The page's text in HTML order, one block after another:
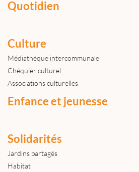
Quotidien
Culture
Médiathèque intercommunale
Chéquier culturel
Associations culturelles
Enfance et jeunesse
Solidarités
Jardins partagés
Habitat